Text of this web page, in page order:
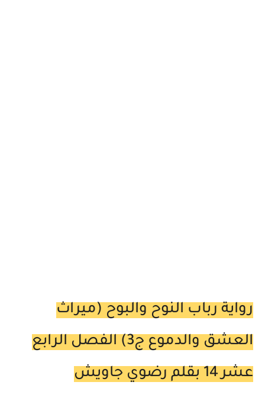
رواية رباب النوح والبوح (ميراث
العشق والدموع ج3) الفصل الرابع
عشر 14 بقلم رضوي جاويش